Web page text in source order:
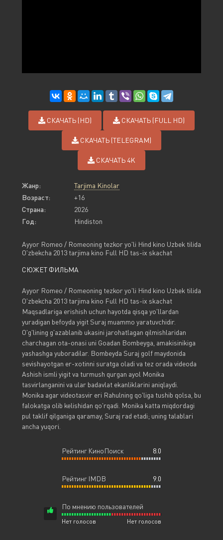
СКАЧАТЬ (HD) СКАЧАТЬ (FULL HD)
СКАЧАТЬ (TELEGRAM)
СКАЧАТЬ 4K
Жанр:
Tarjima Kinolar
Возраст:
+16
Страна:
2026
Год:
Hindiston
Ayyor Romeo / Romeoning tezkor yo'li Hind kino Uzbek tilida
O'zbekcha 2013 tarjima kino Full HD tas-ix skachat
СЮЖЕТ ФИЛЬМА
Ayyor Romeo / Romeoning tezkor yo'li Hind kino Uzbek tilida
O'zbekcha 2013 tarjima kino Full HD tas-ix skachat
Maqsadlariga erishish uchun hayotda qisqa yo'llardan
yuradigan befoyda yigit Suraj muammo yaratuvchidir.
O'g'lining g'azablanib ukasini jarohatlagan qilmishlaridan
charchagan ota-onasi uni Goadan Bombeyga, amakisinikiga
yashashga yuboradilar. Bombeyda Suraj golf maydonida
sevishayotgan er-xotinni suratga oladi va tez orada videoda
Ashish ismli yigit va turmush qurgan ayol Monika
tasvirlanganini va ular badavlat ekanliklarini aniqlaydi.
Monika agar videotasvir eri Rahulning qo'liga tushib qolsa, bu
falokatga olib kelishidan qo'rqadi. Monika katta miqdordagi
pul taklif qilganiga qaramay, Suraj rad etadi; uning talablari
ancha yuqori.
Рейтинг КиноПоиск 8.0
Рейтинг IMDB 9.0
По мнению пользователей
Нет голосов Нет голосов